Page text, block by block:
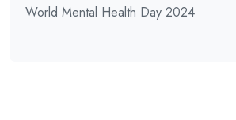
World Mental Health Day 2024